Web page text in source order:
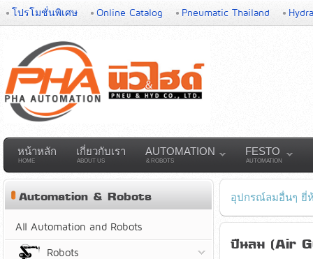
โปรโมชั่นพิเศษ Online Catalog Pneumatic Thailand
หน้าหลัก
HOME
เกี่ยวกับเรา
ABOUT US
AUTOMATION
& ROBOTS
FESTO
AUTOMATION
อุปกรณ์ลมอื่นๆ ยี่
ปืนลม (Air
Automation & Robots
All Automation and Robots
Robots